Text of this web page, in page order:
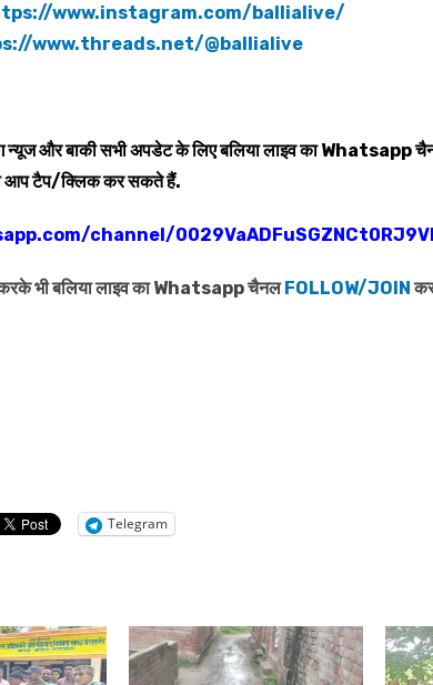
www.instagram.com/ballialive/
www.threads.net/@ballialive
न्यूज और बाकी सभी अपडेट के लिए बलिया लाइव काWhatsapp
आप टैप/क्लिक कर सकते हैं.
channel/
भी बलिया लाइव का Whatsapp चैनलFOLLOW/JOIN
Telegram